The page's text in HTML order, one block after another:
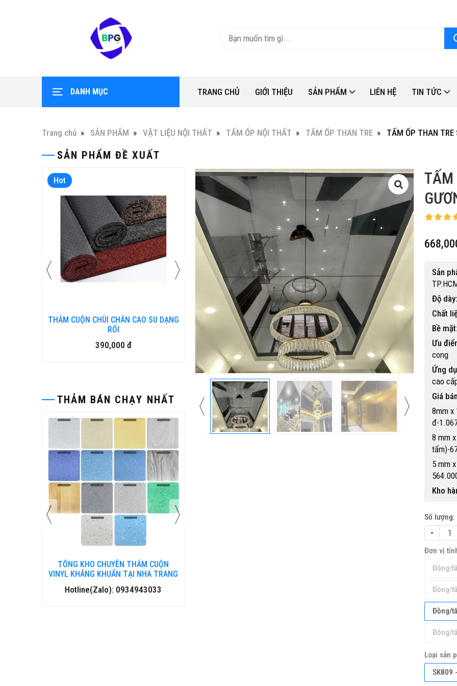
DANH MỤC TRANG CHỦ GIỚI THIỆU SẢN PHẨM LIÊN HỆ TIN TỨC
Trang chủ SẢN PHẨM VẬT LIỆU NỘI THẤT TẤM ỐP NỘI THẤT TẤM ỐP THAN TRE TẤM ỐP THAN TRE
SẢN PHẨM ĐỀ XUẤT
Hot
Bàn ghế gỗ nhựa ngoài trời BP-456
15,500,000 đ
THẢM BÁN CHẠY NHẤT
TỔNG KHO CHUYÊN THẢM CUỘN
VINYL KHÁNG KHUẨN TẠI ĐÀ NẴNG
Hotline(Zalo): 0934943033
TỔNG KHO CHUYÊN
VINYL KHÁNG KHUẨN
Hotline(Zalo):
TẤM
Sản
Độ dày:
Chất
Bề
Ưu
cong
Ứng
cao
Giá
8mm x
đ-
8 mm
tấm)-
5 mm
Kho
Số lượng:
-
Đơn vị
Đồng/
Đồng/
Đồng/
Đồng/
Loại sản
SK809